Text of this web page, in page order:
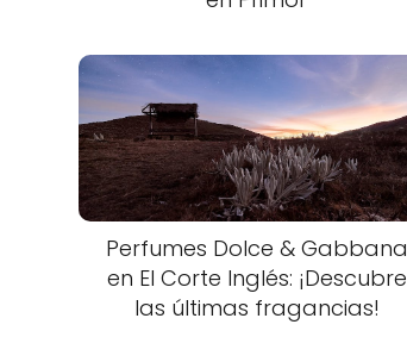
Perfumes Dolce & Gabbana
en El Corte Inglés: ¡Descubre
las últimas fragancias!